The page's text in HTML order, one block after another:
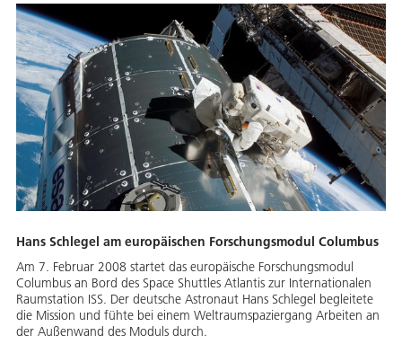
Hans Schlegel am europäischen Forschungsmodul Columbus
Am 7. Februar 2008 startet das europäische Forschungsmodul
Columbus an Bord des Space Shuttles Atlantis zur Internationalen
Raumstation ISS. Der deutsche Astronaut Hans Schlegel begleitete
die Mission und fühte bei einem Weltraumspaziergang Arbeiten an
der Außenwand des Moduls durch.